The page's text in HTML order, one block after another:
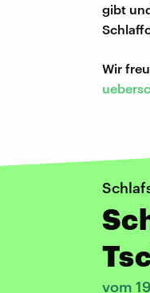
gibt
Wir
vom